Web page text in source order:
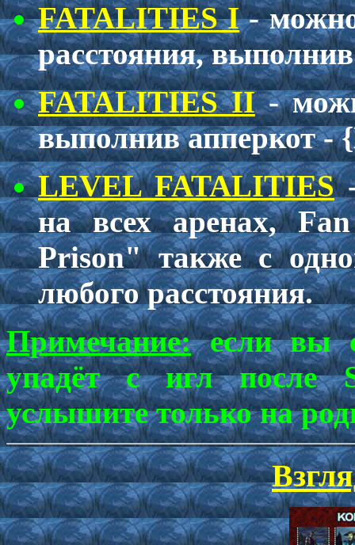
FATALITIES I-
расстояния,
FATALITIES II-
выполнив апперкот -
LEVEL FATALITIES-
на всех аренах,
Prison" также с
любого расстояния.
Примечание:если вы
упадёт с игл после
услышите только на